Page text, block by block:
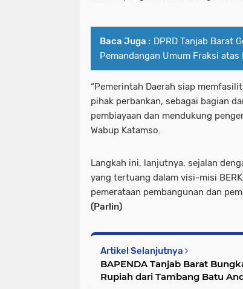
Baca Juga : DPRD Tanjab Barat
Pemandangan Umum Fraksi atas
“Pemerintah Daerah siap
pihak perbankan, sebagai bagian
pembiayaan dan mendukung
Wabup Katamso.
Langkah ini, lanjutnya, sejalan
yang tertuang dalam visi-misi
pemerataan pembangunan dan
(Parlin)
Artikel Selanjutnya
BAPENDA Tanjab Barat
Rupiah dari Tambang Batu